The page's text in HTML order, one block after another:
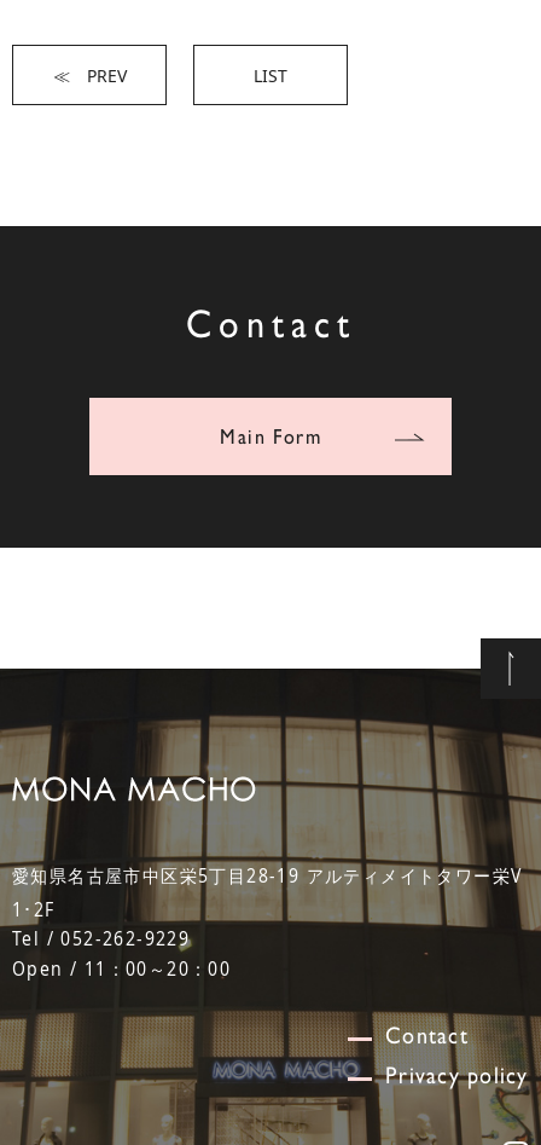
≪ PREV LIST
Contact
Main Form
愛知県名古屋市中区栄5丁目28-19 アルティメイトタワー栄V
1･2F
Tel / 052-262-9229
Open / 11：00～20：00
Contact
Privacy policy